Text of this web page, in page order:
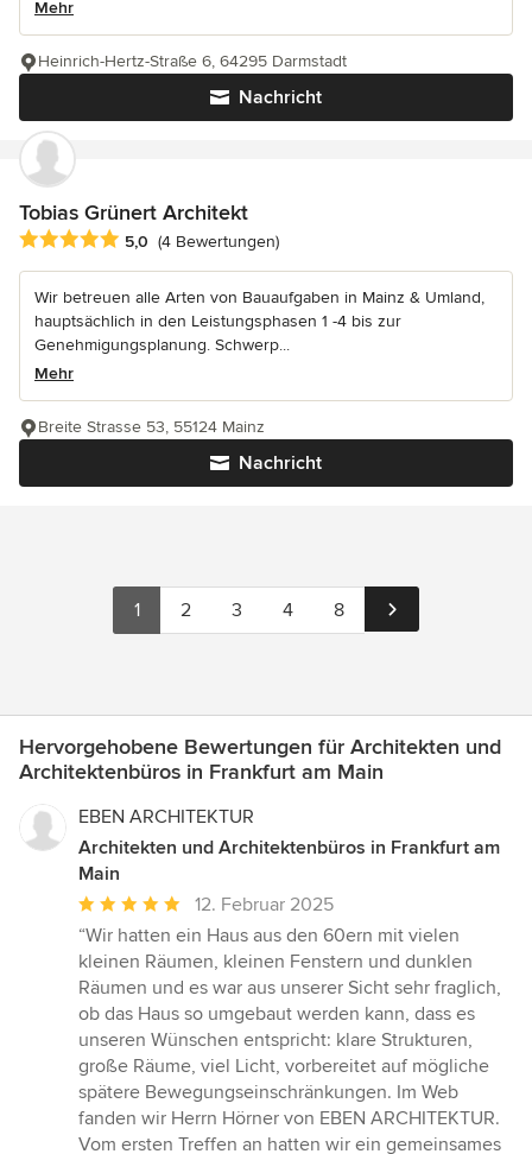
Mehr
Nachricht
Heinrich-Hertz-Straße 6, 64295 Darmstadt
Tobias Grünert Architekt
Durchschnittliche Bewertung: 5 von 5 Sternen
5,0 (4 Bewertungen)
Wir betreuen alle Arten von Bauaufgaben in Mainz & Umland,
hauptsächlich in den Leistungsphasen 1 -4 bis zur
Genehmigungsplanung. Schwerp...
Mehr
Nachricht
Breite Strasse 53, 55124 Mainz
1 2 3 4 8
Hervorgehobene Bewertungen für Architekten und
Architektenbüros in Frankfurt am Main
EBEN ARCHITEKTUR
Architekten und Architektenbüros in Frankfurt am
Main
Durchschnittliche
Bewertung:
5
von
5
Sternen
12. Februar 2025
“Wir hatten ein Haus aus den 60ern mit vielen
kleinen Räumen, kleinen Fenstern und dunklen
Räumen und es war aus unserer Sicht sehr fraglich,
ob das Haus so umgebaut werden kann, dass es
unseren Wünschen entspricht: klare Strukturen,
große Räume, viel Licht, vorbereitet auf mögliche
spätere Bewegungseinschränkungen. Im Web
fanden wir Herrn Hörner von EBEN ARCHITEKTUR.
Vom ersten Treffen an hatten wir ein gemeinsames